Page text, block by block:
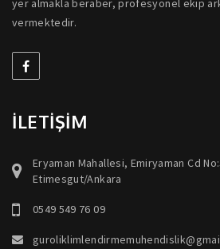
yer almakla beraber, profesyonel ekip
vermektedir.
İLETİŞİM
Eryaman Mahallesi, Emiryaman Cd
Etimesgut/Ankara
0549 549 76 09